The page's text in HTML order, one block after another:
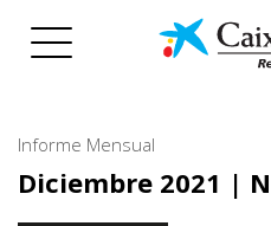
Informe Mensual
Diciembre 2021 |